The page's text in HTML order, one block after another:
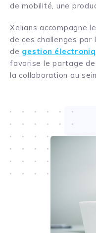
de mobilité, une
Xelians accompagne
de ces challenges par
de gestion
favorise le partage
la collaboration au